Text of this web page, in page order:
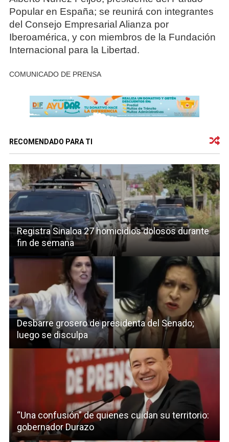
Popular en España; se reunirá con integrantes
del Consejo Empresarial Alianza por
Iberoamérica, y con miembros de la Fundación
Internacional para la Libertad.
COMUNICADO DE PRENSA
RECOMENDADO PARA TI
Registra Sinaloa 27 homicidios dolosos durante
fin de semana
Desbarre grosero de presidenta del Senado;
luego se disculpa
“Una confusión” de quienes cuidan su territorio:
gobernador Durazo